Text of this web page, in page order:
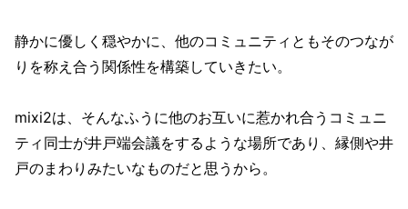
静かに優しく穏やかに、他のコミュニティともそのつなが
りを称え合う関係性を構築していきたい。
mixi2は、そんなふうに他のお互いに惹かれ合うコミュニ
ティ同士が井戸端会議をするような場所であり、縁側や井
戸のまわりみたいなものだと思うから。